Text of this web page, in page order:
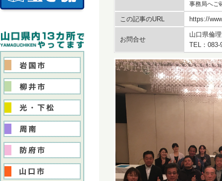
事務局へご
この記事のURL https://
お問合せ
山口県倫
TEL：